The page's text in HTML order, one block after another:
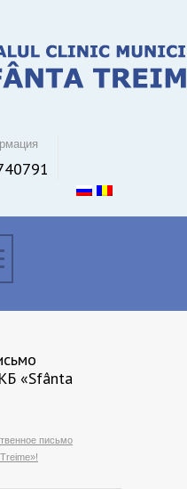
«Sfânta
письмо